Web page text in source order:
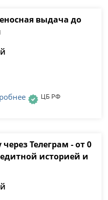
выдача до
ЦБ РФ
Телеграм - от 0
историей и